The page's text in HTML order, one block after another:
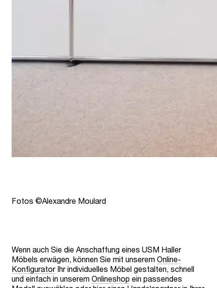
Fotos ©Alexandre Moulard
Wenn auch Sie die Anschaffung eines USM Haller
Möbels erwägen, können Sie mit unserem Online-
KonfiguratorIhr individuelles Möbel gestalten, schnell
und einfach in unserem Onlineshop ein passendes